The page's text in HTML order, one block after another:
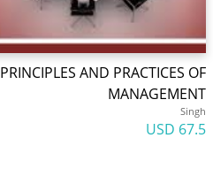
PRINCIPLES AND PRACTICES OF
MANAGEMENT
Singh
67.5 USD